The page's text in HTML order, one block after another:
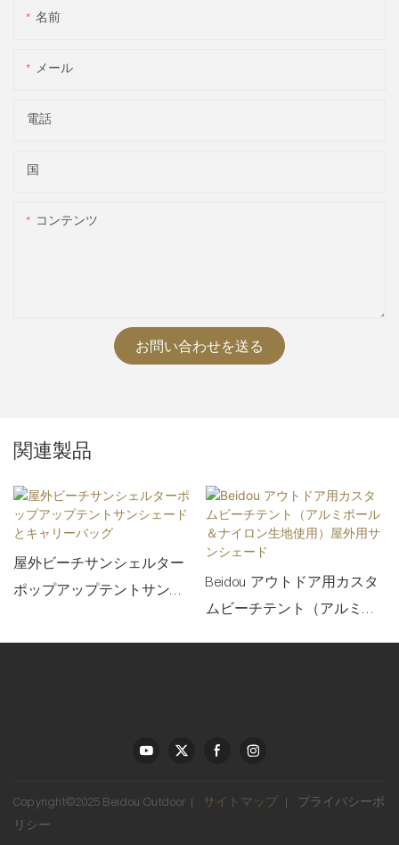
名前
メール
電話
国
コンテンツ
お問い合わせを送る
関連製品
屋外ビーチサンシェルター
ポップアップテントサンシ
Beidou アウトドア用カスタ
ムビーチテント（アルミポ
Copyright©2025 Beidou Outdoor | サイトマップ |
プライバシーポ
リシー